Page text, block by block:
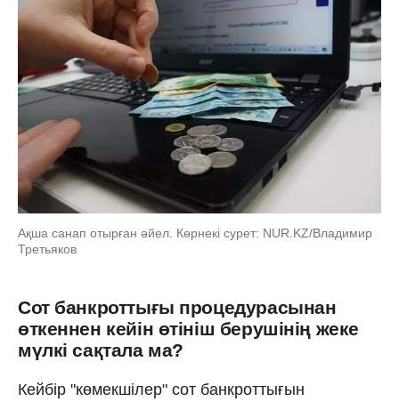
Ақша санап отырған әйел. Көрнекі сурет: NUR.KZ/Владимир
Третьяков
Сот банкроттығы процедурасынан
өткеннен кейін өтініш берушінің жеке
мүлкі сақтала ма?
Кейбір "көмекшілер" сот банкроттығын